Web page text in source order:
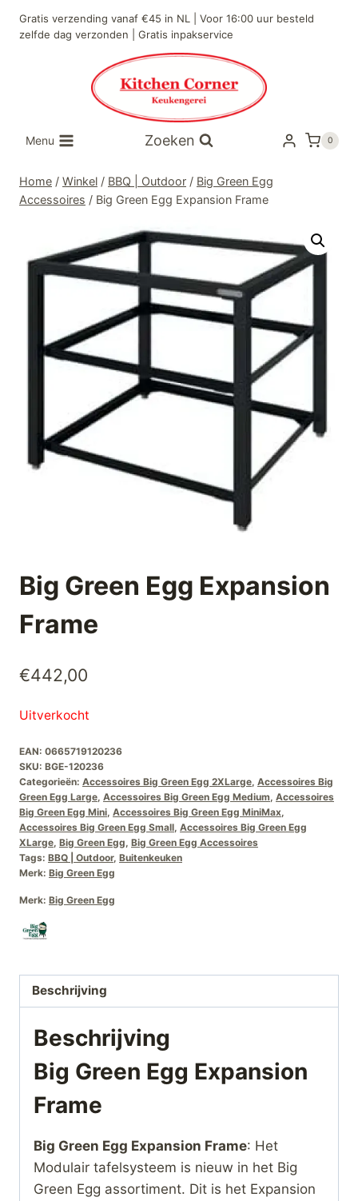
naar
Gratis verzending vanaf €45 in NL | Voor 16:00 uur besteld
zelfde dag verzonden | Gratis inpakservice
Menu Zoeken 0
Home / Winkel / BBQ | Outdoor / Big Green Egg
Accessoires / Big Green Egg Expansion Frame
Big Green Egg Expansion
Frame
€442,00
Uitverkocht
EAN: 0665719120236
SKU: BGE-120236
Categorieën: Accessoires Big Green Egg 2XLarge, Accessoires Big
Green Egg Large, Accessoires Big Green Egg Medium, Accessoires
Big Green Egg Mini, Accessoires Big Green Egg MiniMax,
Accessoires Big Green Egg Small, Accessoires Big Green Egg
XLarge, Big Green Egg, Big Green Egg Accessoires
Tags: BBQ | Outdoor, Buitenkeuken
Merk: Big Green Egg
Merk: Big Green Egg
Beschrijving
Beschrijving
Big Green Egg Expansion
Frame
Big Green Egg Expansion Frame: Het
Modulair tafelsysteem is nieuw in het Big
Green Egg assortiment. Dit is het Expansion